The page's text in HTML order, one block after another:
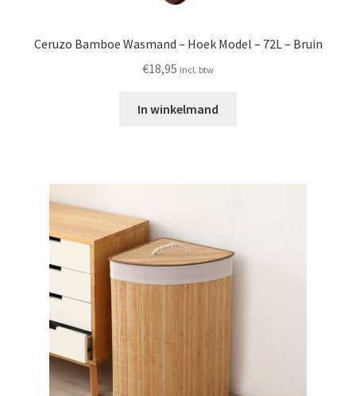
Ceruzo Bamboe Wasmand – Hoek Model – 72L – Bruin
€18,95 incl. btw
In winkelmand